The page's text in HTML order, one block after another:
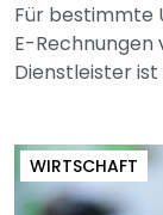
Für bestimmte
E-Rechnungen
Dienstleister
WIRTSCHAFT